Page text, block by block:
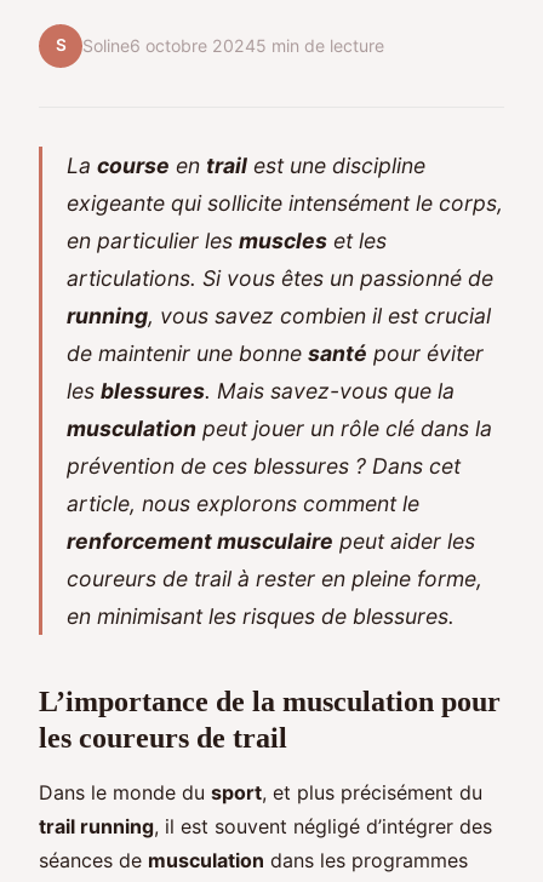
S Soline6 octobre 20245 min de lecture
La course en trail est une discipline
exigeante qui sollicite intensément le corps,
en particulier les muscles et les
articulations. Si vous êtes un passionné de
running, vous savez combien il est crucial
de maintenir une bonne santé pour éviter
les blessures. Mais savez-vous que la
musculation peut jouer un rôle clé dans la
prévention de ces blessures ? Dans cet
article, nous explorons comment le
renforcement musculaire peut aider les
coureurs de trail à rester en pleine forme,
en minimisant les risques de blessures.
L’importance de la musculation pour
les coureurs de trail
Dans le monde du sport, et plus précisément du
trail running, il est souvent négligé d’intégrer des
séances de musculation dans les programmes